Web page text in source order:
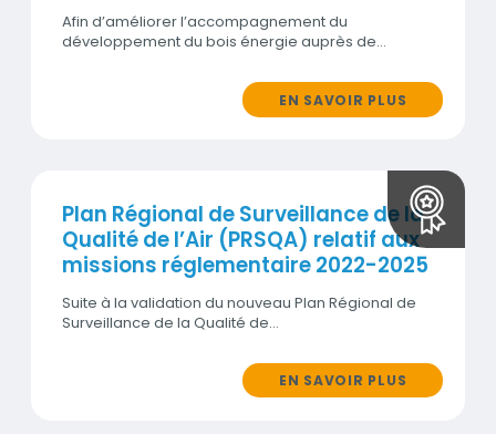
Afin d’améliorer l’accompagnement du
développement du bois énergie auprès de…
EN SAVOIR PLUS
Plan Régional de Surveillance de la
Qualité de l’Air (PRSQA) relatif aux
missions réglementaire 2022-2025
Suite à la validation du nouveau Plan Régional de
Surveillance de la Qualité de…
EN SAVOIR PLUS